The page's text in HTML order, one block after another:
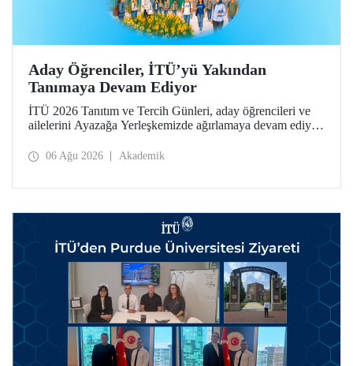
Aday Öğrenciler, İTÜ’yü Yakından
Tanımaya Devam Ediyor
İTÜ 2026 Tanıtım ve Tercih Günleri, aday öğrencileri ve
ailelerini Ayazağa Yerleşkemizde ağırlamaya devam ediyor.
ilgili fakülte ve birimler adaylara bilgi vermeye devam
06 Ağu 2026 Akademik